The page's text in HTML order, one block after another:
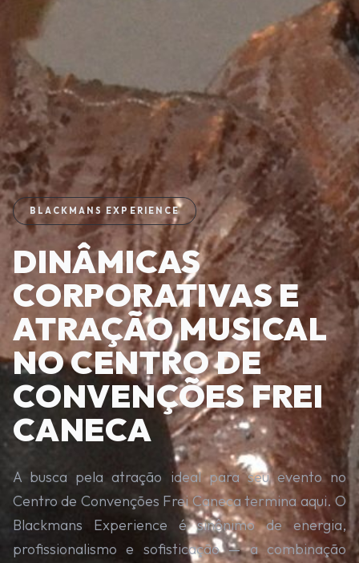
BLACKMANS EXPERIENCE
DINÂMICAS
CORPORATIVAS E
ATRAÇÃO MUSICAL
NO CENTRO DE
CONVENÇÕES FREI
CANECA
A busca pela atração ideal para seu evento no
Centro de Convenções Frei Caneca termina aqui. O
Blackmans Experience é sinônimo de energia,
profissionalismo e sofisticação — a combinação